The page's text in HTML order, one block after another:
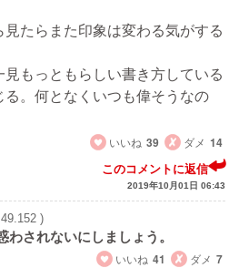
たらまた印象は変わる気がする
もっともらしい書き方している
る。何となくいつも偉そうなの
いいね 39 ダメ 14
このコメントに返信
2019年10月01日 06:43
)
されないにしましょう。
いいね 41 ダメ 7